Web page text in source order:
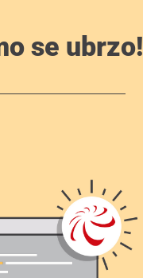
se ubrzo!